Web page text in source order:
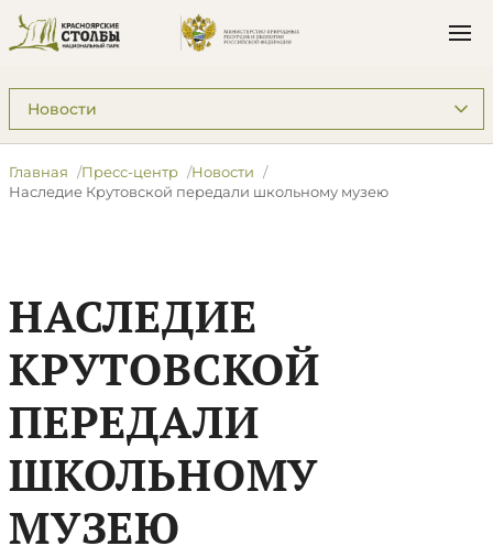
Подразделы: Пресс-центр
Главная Пресс-центр
Новости
​Наследие Крутовской передали школьному музею
​НАСЛЕДИЕ
КРУТОВСКОЙ
ПЕРЕДАЛИ
ШКОЛЬНОМУ
МУЗЕЮ